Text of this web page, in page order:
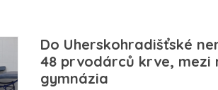
Do Uherskohradišťské
48 prvodárců krve, mezi
gymnázia